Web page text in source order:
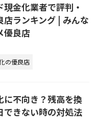
金化業者で評判・
ランキング | みんな
優良店
の優良店
に不向き？残高を換
できない時の対処法